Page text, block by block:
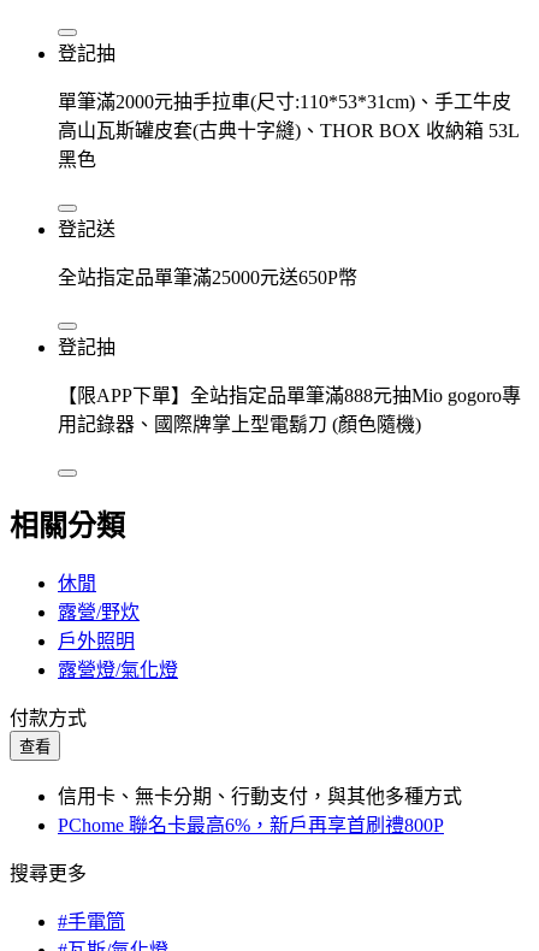
登記抽
單筆滿2000元抽手拉車(尺寸:110*53*31cm)、手工牛皮
高山瓦斯罐皮套(古典十字縫)、THOR BOX 收納箱 53L
黑色
登記送
全站指定品單筆滿25000元送650P幣
登記抽
【限APP下單】全站指定品單筆滿888元抽Mio gogoro專
用記錄器、國際牌掌上型電鬍刀 (顏色隨機)
相關分類
休閒
露營/野炊
戶外照明
露營燈/氣化燈
付款方式
查看
信用卡、無卡分期、行動支付，與其他多種方式
PChome 聯名卡最高6%，新戶再享首刷禮800P
搜尋更多
#手電筒